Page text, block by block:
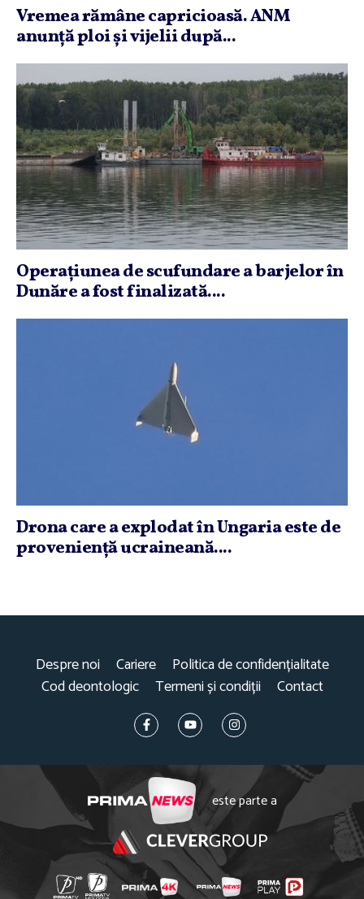
Vremea rămâne capricioasă. ANM
anunţă ploi şi vijelii după...
Operaţiunea de scufundare a barjelor în
Dunăre a fost finalizată....
Drona care a explodat în Ungaria este de
provenienţă ucraineană....
Despre noi Cariere
Politica de confidențialitate
Cod deontologic
Termeni și condiții Contact
este parte a